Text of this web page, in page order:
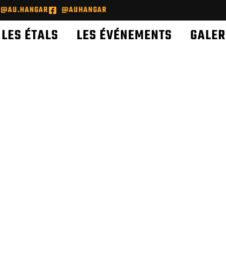
@AU.HANGAR @AUHANGAR
LES ÉTALS LES ÉVÉNEMENTS